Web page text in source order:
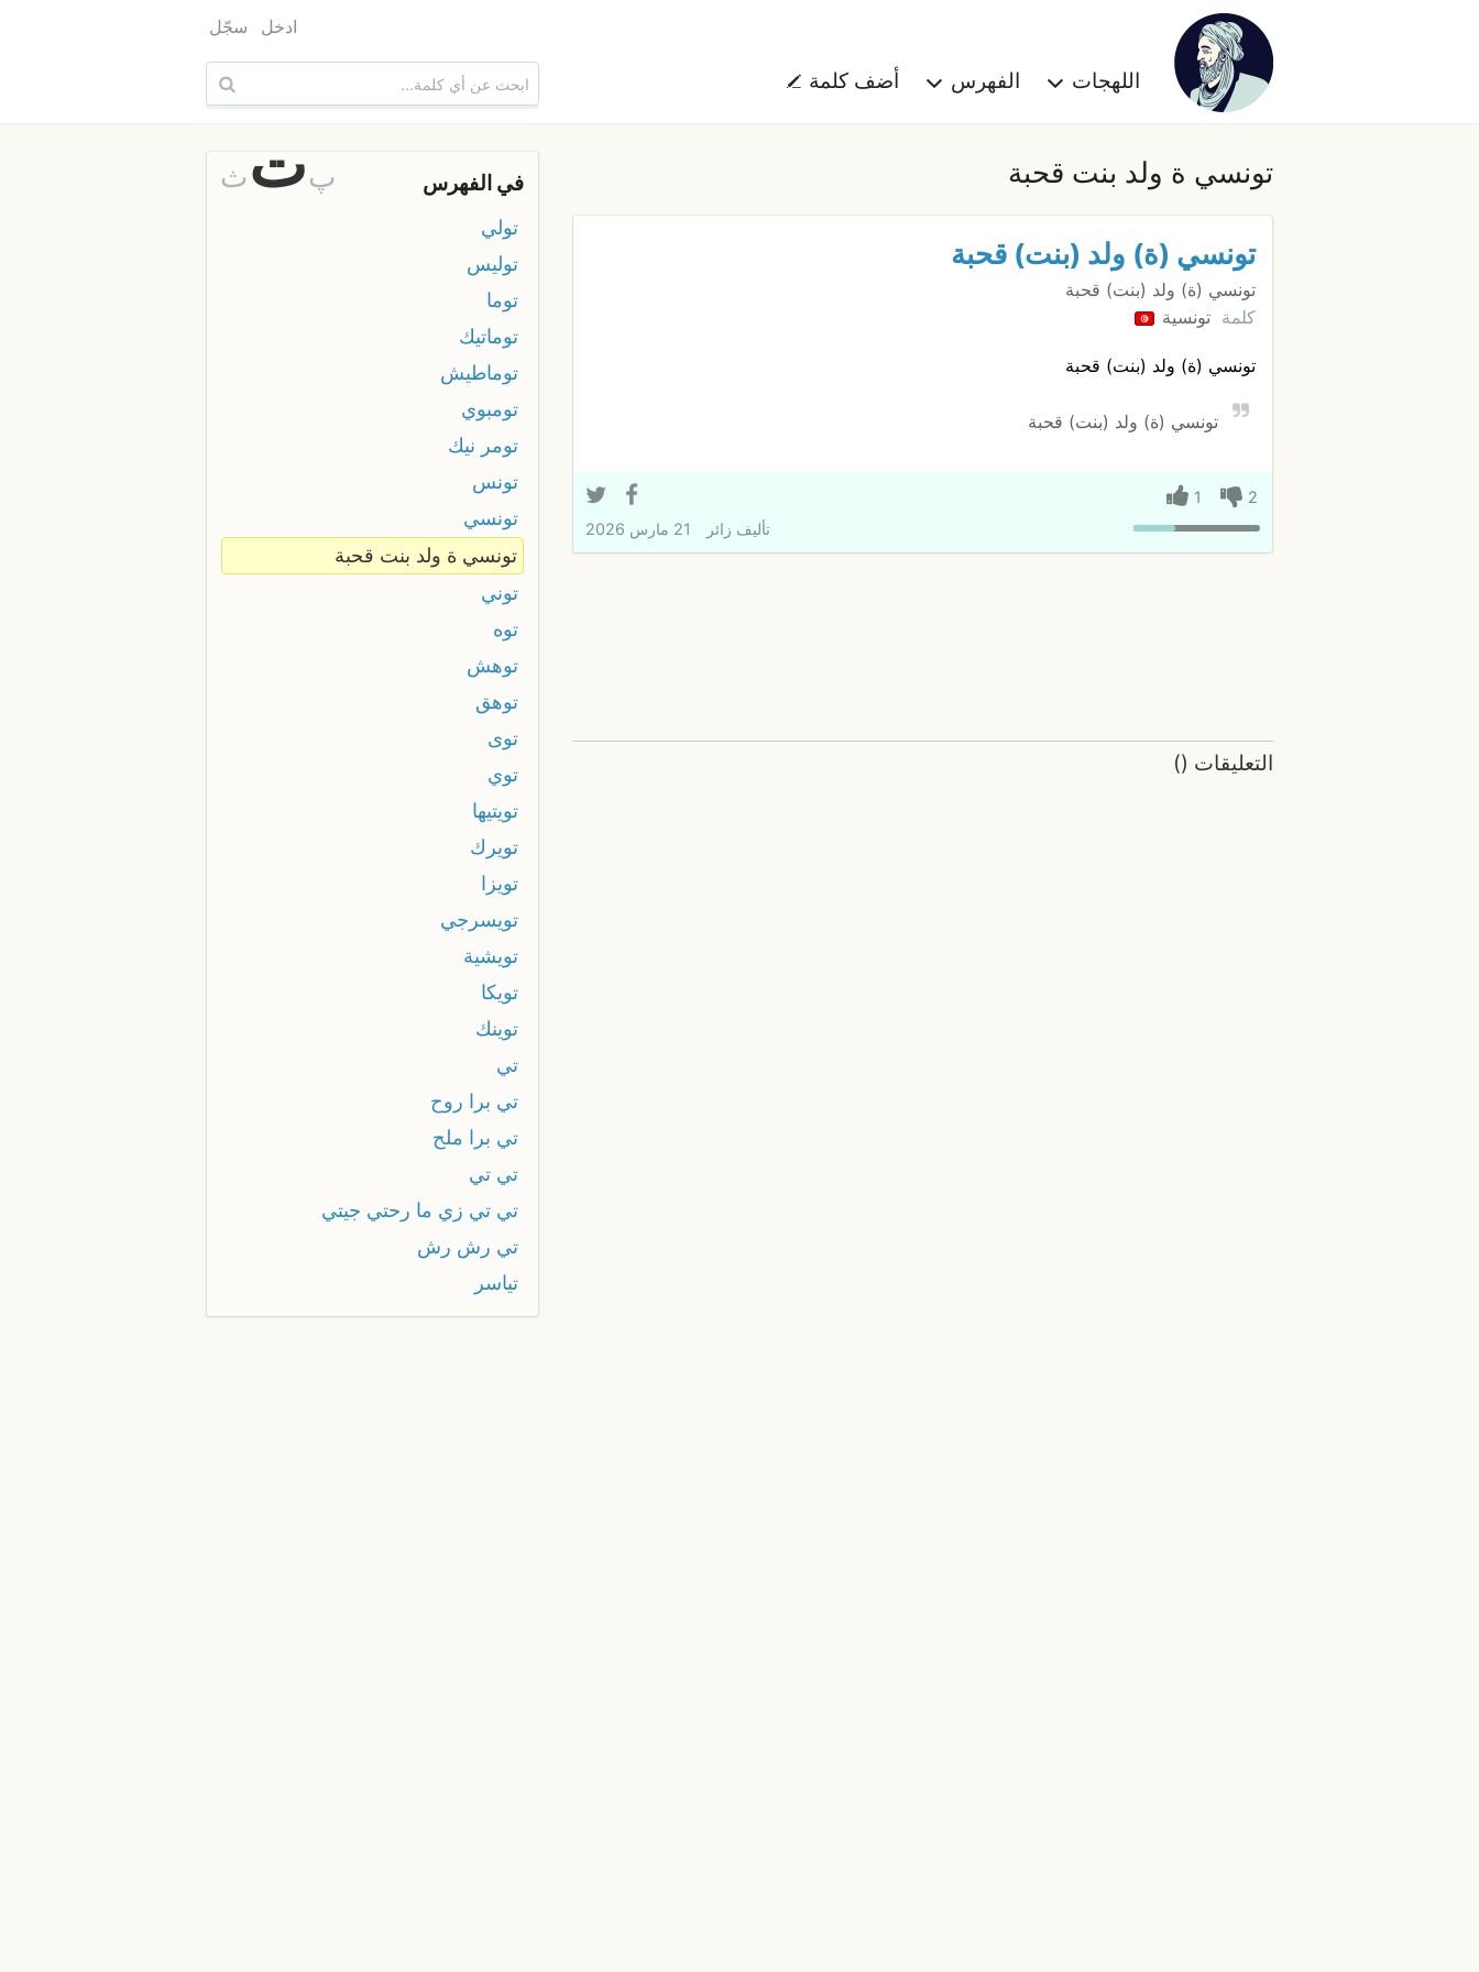
اللهجات الفهرس أضف كلمة
ادخل سجّل
تونسي ة ولد بنت قحبة
تونسي (ة) ولد (بنت) قحبة
تونسي (ة) ولد (بنت) قحبة
كلمة تونسية
تونسي (ة) ولد (بنت) قحبة
تونسي (ة) ولد (بنت) قحبة
2
1
تأليف زائر 21 مارس 2026
التعليقات (
)
في الفهرس پتث
تولي
توليس
توما
توماتيك
توماطيش
تومبوي
تومر نيك
تونس
تونسي
تونسي ة ولد بنت قحبة
توني
توه
توهش
توهق
توى
توي
تويتيها
تويرك
تويزا
تويسرجي
تويشية
تويكا
توينك
تي
تي برا روح
تي برا ملح
تي تي
تي تي زي ما رحتي جيتي
تي رش رش
تياسر